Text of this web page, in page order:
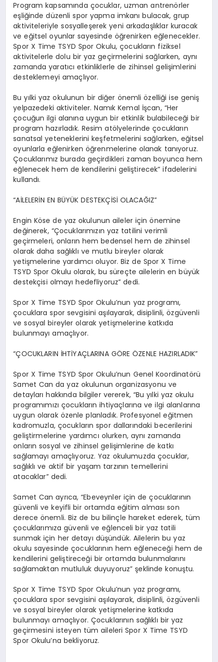
Program kapsamında çocuklar, uzman antrenörler
eşliğinde düzenli spor yapma imkanı bulacak, grup
aktiviteleriyle sosyalleşerek yeni arkadaşlıklar kuracak
ve eğitsel oyunlar sayesinde öğrenirken eğlenecekler.
Spor X Time TSYD Spor Okulu, çocukların fiziksel
aktivitelerle dolu bir yaz geçirmelerini sağlarken, aynı
zamanda yaratıcı etkinliklerle de zihinsel gelişimlerini
desteklemeyi amaçlıyor.
Bu yılki yaz okulunun bir diğer önemli özelliği ise geniş
yelpazedeki aktiviteler. Namık Kemal İşcan, “Her
çocuğun ilgi alanına uygun bir etkinlik bulabileceği bir
program hazırladık. Resim atölyelerinde çocukların
sanatsal yeteneklerini keşfetmelerini sağlarken, eğitsel
oyunlarla eğlenirken öğrenmelerine olanak tanıyoruz.
Çocuklarımız burada geçirdikleri zaman boyunca hem
eğlenecek hem de kendilerini geliştirecek” ifadelerini
kullandı.
“AİLELERİN EN BÜYÜK DESTEKÇİSİ OLACAĞIZ”
Engin Köse de yaz okulunun aileler için önemine
değinerek, “Çocuklarımızın yaz tatilini verimli
geçirmeleri, onların hem bedensel hem de zihinsel
olarak daha sağlıklı ve mutlu bireyler olarak
yetişmelerine yardımcı oluyor. Biz de Spor X Time
TSYD Spor Okulu olarak, bu süreçte ailelerin en büyük
destekçisi olmayı hedefliyoruz” dedi.
Spor X Time TSYD Spor Okulu’nun yaz programı,
çocuklara spor sevgisini aşılayarak, disiplinli, özgüvenli
ve sosyal bireyler olarak yetişmelerine katkıda
bulunmayı amaçlıyor.
“ÇOCUKLARIN İHTİYAÇLARINA GÖRE ÖZENLE HAZIRLADIK”
Spor X Time TSYD Spor Okulu’nun Genel Koordinatörü
Samet Can da yaz okulunun organizasyonu ve
detayları hakkında bilgiler vererek, “Bu yılki yaz okulu
programımızı çocukların ihtiyaçlarına ve ilgi alanlarına
uygun olarak özenle planladık. Profesyonel eğitmen
kadromuzla, çocukların spor dallarındaki becerilerini
geliştirmelerine yardımcı olurken, aynı zamanda
onların sosyal ve zihinsel gelişimlerine de katkı
sağlamayı amaçlıyoruz. Yaz okulumuzda çocuklar,
sağlıklı ve aktif bir yaşam tarzının temellerini
atacaklar” dedi.
Samet Can ayrıca, “Ebeveynler için de çocuklarının
güvenli ve keyifli bir ortamda eğitim alması son
derece önemli. Biz de bu bilinçle hareket ederek, tüm
çocuklarımıza güvenli ve eğlenceli bir yaz tatili
sunmak için her detayı düşündük. Ailelerin bu yaz
okulu sayesinde çocuklarının hem eğleneceği hem de
kendilerini geliştireceği bir ortamda bulunmalarını
sağlamaktan mutluluk duyuyoruz” şeklinde konuştu.
Spor X Time TSYD Spor Okulu’nun yaz programı,
çocuklara spor sevgisini aşılayarak, disiplinli, özgüvenli
ve sosyal bireyler olarak yetişmelerine katkıda
bulunmayı amaçlıyor. Çocuklarının sağlıklı bir yaz
geçirmesini isteyen tüm aileleri Spor X Time TSYD
Spor Okulu’na bekliyoruz.